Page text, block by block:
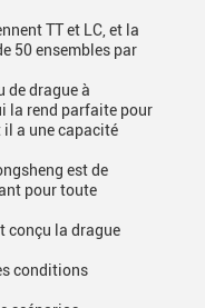
TT et LC, et la
50 ensembles par
de drague à
la rend parfaite pour
il a une capacité
est de
pour toute
conçu la drague
conditions